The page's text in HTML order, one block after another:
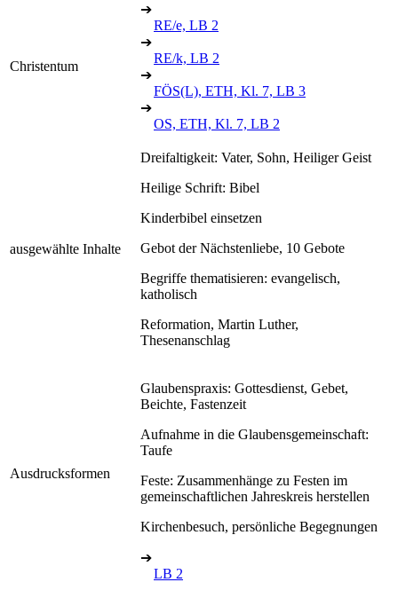
Christentum
➔
RE/e, LB 2
➔
RE/k, LB 2
➔
FÖS(L), ETH, Kl. 7, LB 3
➔
OS, ETH, Kl. 7, LB 2
ausgewählte Inhalte
Dreifaltigkeit: Vater, Sohn, Heiliger Geist
Heilige Schrift: Bibel
Kinderbibel einsetzen
Gebot der Nächstenliebe, 10 Gebote
Begriffe thematisieren: evangelisch,
katholisch
Reformation, Martin Luther,
Thesenanschlag
Ausdrucksformen
Glaubenspraxis: Gottesdienst, Gebet,
Beichte, Fastenzeit
Aufnahme in die Glaubensgemeinschaft:
Taufe
Feste: Zusammenhänge zu Festen im
gemeinschaftlichen Jahreskreis herstellen
Kirchenbesuch, persönliche Begegnungen
➔
LB 2